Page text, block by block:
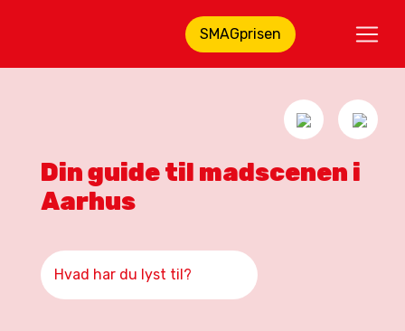
SMAGprisen
Din guide til madscenen i
Aarhus